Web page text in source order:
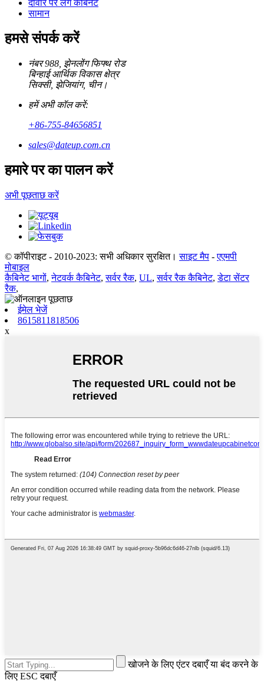
दीवार पर लगे कैबिनेट
सामान
हमसे संपर्क करें
नंबर 988, झेनलोंग फिफ्थ रोड
बिन्हाई आर्थिक विकास क्षेत्र
सिक्सी, झेजियांग, चीन।
हमें अभी कॉल करें:
+86-755-84656851
sales@dateup.com.cn
हमारे पर का पालन करें
अभी पूछताछ करें
© कॉपीराइट - 2010-2023: सभी अधिकार सुरक्षित। साइट मैप -एएमपी
मोबाइल
कैबिनेट भागों,नेटवर्क कैबिनेट,सर्वर रैक, UL,सर्वर रैक कैबिनेट,डेटा सेंटर
रैक,
ईमेल भेजें
8615811818506
x
खोजने के लिए एंटर दबाएँ या बंद करने के
लिए ESC दबाएँ